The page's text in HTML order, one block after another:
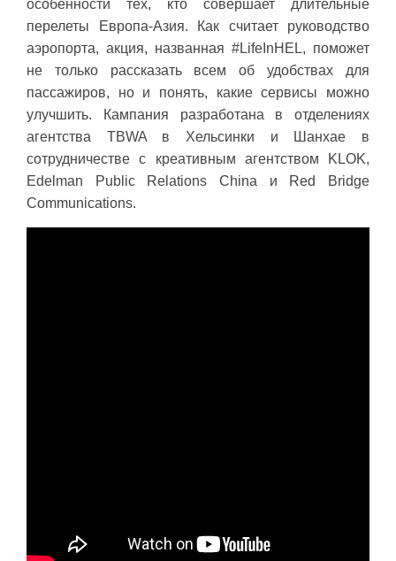
особенности тех, кто совершает длительные
перелеты Европа-Азия. Как считает руководство
аэропорта, акция, названная #LifeInHEL, поможет
не только рассказать всем об удобствах для
пассажиров, но и понять, какие сервисы можно
улучшить. Кампания разработана в отделениях
агентства TBWA в Хельсинки и Шанхае в
сотрудничестве с креативным агентством KLOK,
Edelman Public Relations China и Red Bridge
Communications.